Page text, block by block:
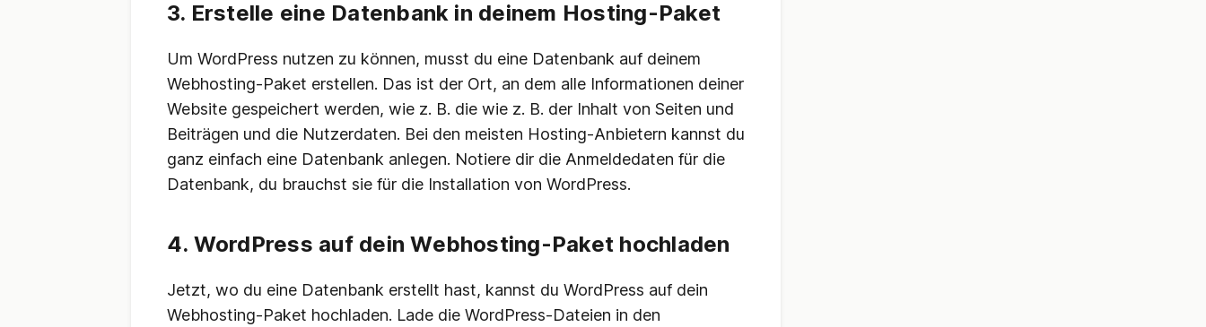
3. Erstelle eine Datenbank in deinem Hosting-Paket
Um WordPress nutzen zu können, musst du eine Datenbank auf deinem
Webhosting-Paket erstellen. Das ist der Ort, an dem alle Informationen deiner
Website gespeichert werden, wie z. B. die wie z. B. der Inhalt von Seiten und
Beiträgen und die Nutzerdaten. Bei den meisten Hosting-Anbietern kannst du
ganz einfach eine Datenbank anlegen. Notiere dir die Anmeldedaten für die
Datenbank, du brauchst sie für die Installation von WordPress.
4. WordPress auf dein Webhosting-Paket hochladen
Jetzt, wo du eine Datenbank erstellt hast, kannst du WordPress auf dein
Webhosting-Paket hochladen. Lade die WordPress-Dateien in den